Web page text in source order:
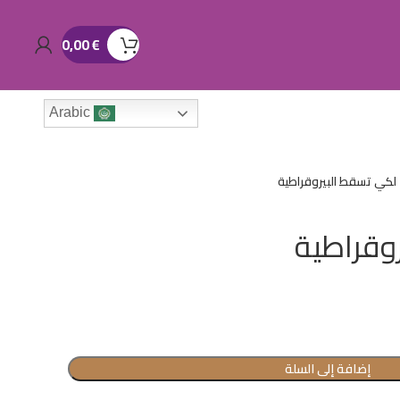
0,00€
Arabic
لكي تسقط البيروقراطية
إضافة إلى السلة